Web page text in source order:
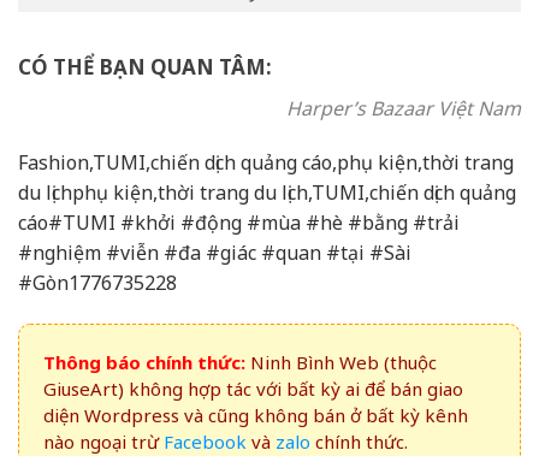
CÓ THỂ BẠN QUAN TÂM:
Harper’s Bazaar Việt Nam
Fashion,TUMI,chiến dịch quảng cáo,phụ kiện,thời trang
du lịchphụ kiện,thời trang du lịch,TUMI,chiến dịch quảng
cáo#TUMI #khởi #động #mùa #hè #bằng #trải
#nghiệm #viễn #đa #giác #quan #tại #Sài
#Gòn1776735228
Thông báo chính thức: Ninh Bình Web (thuộc
GiuseArt) không hợp tác với bất kỳ ai để bán giao
diện Wordpress và cũng không bán ở bất kỳ kênh
nào ngoại trừ Facebook và zalo chính thức.